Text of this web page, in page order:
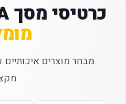
כרטיסי מסך NVIDIA
מבחר מוצרים